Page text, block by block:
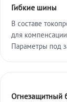
Гибкие шины
В составе
для
Параметры под
Огнезащитный